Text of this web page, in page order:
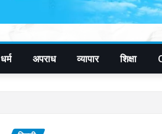
धर्म अपराध व्यापार शिक्षा